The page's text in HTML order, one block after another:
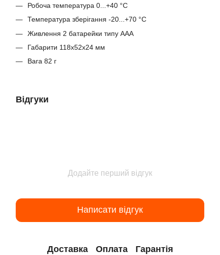
Робоча температура 0...+40 °C
Температура зберігання -20...+70 °C
Живлення 2 батарейки типу ААА
Габарити 118х52х24 мм
Вага 82 г
Відгуки
Додайте перший відгук
Написати відгук
Доставка Оплата Гарантія